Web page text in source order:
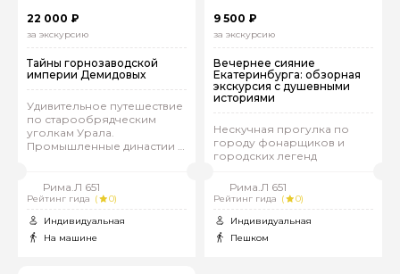
22 000 ₽
за экскурсию
Тайны горнозаводской
империи Демидовых
Удивительное путешествие
по старообрядческим
уголкам Урала.
Промышленные династии и
Рима.Л 651
Рейтинг гида (
0)
Индивидуальная
На машине
9 500 ₽
за экскурсию
Вечернее сияние
Екатеринбурга: обзорная
экскурсия с душевными
историями
Нескучная прогулка по
городу фонарщиков и
городских легенд
Рима.Л 651
Рейтинг гида (
0)
Индивидуальная
Пешком